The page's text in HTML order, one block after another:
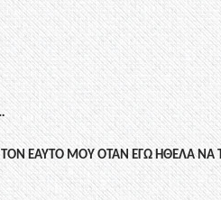
ΤΟΝ ΕΑΥΤΟ ΜΟΥ ΟΤΑΝ ΕΓΩ ΗΘΕΛΑ ΝΑ